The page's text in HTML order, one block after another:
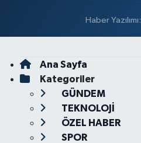
Haber Yazılımı:
Ana Sayfa
Kategoriler
GÜNDEM
TEKNOLOJİ
ÖZEL HABER
SPOR